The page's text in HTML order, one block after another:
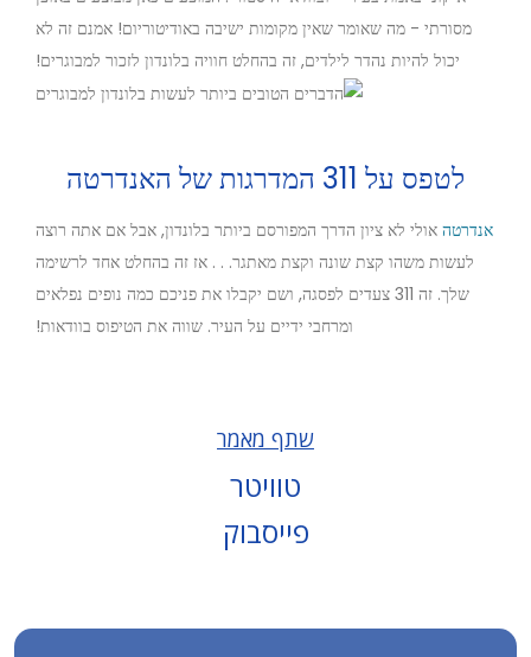
מסורתי - מה שאומר שאין מקומות ישיבה באודיטוריום! אמנם זה לא
יכול להיות נהדר לילדים, זה בהחלט חוויה בלונדון לזכור למבוגרים!
לטפס על 311 המדרגות של האנדרטה
אנדרטה אולי לא ציון הדרך המפורסם ביותר בלונדון, אבל אם אתה רוצה
לעשות משהו קצת שונה וקצת מאתגר. . . אז זה בהחלט אחד לרשימה
שלך. זה 311 צעדים לפסגה, ושם יקבלו את פניכם כמה נופים נפלאים
ומרחבי ידיים על העיר. שווה את הטיפוס בוודאות!
שתף מאמר
טוויטר
פייסבוק